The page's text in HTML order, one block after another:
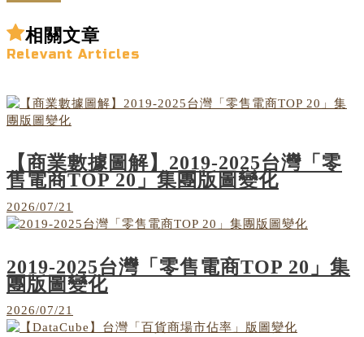
相關文章
Relevant Articles
【商業數據圖解】2019-2025台灣「零
售電商TOP 20」集團版圖變化
2026/07/21
2019-2025台灣「零售電商TOP 20」集
團版圖變化
2026/07/21